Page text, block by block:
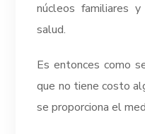
núcleos familiares
salud.
Es entonces como
que no tiene costo
se proporciona el